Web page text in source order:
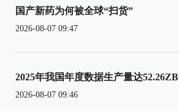
国产新药为何被全球“扫货”
2026-08-07 09:47
2025年我国年度数据生产量达52.26ZB
2026-08-07 09:46